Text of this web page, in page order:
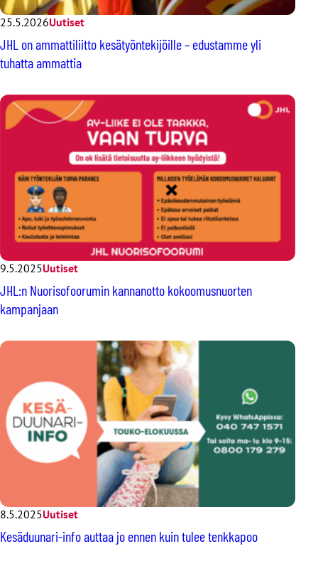
25.5.2026Uutiset
JHL on ammattiliitto kesätyöntekijöille – edustamme yli
tuhatta ammattia
9.5.2025Uutiset
JHL:n Nuorisofoorumin kannanotto kokoomusnuorten
kampanjaan
8.5.2025Uutiset
Kesäduunari-info auttaa jo ennen kuin tulee tenkkapoo